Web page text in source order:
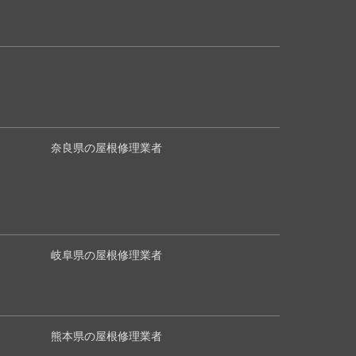
奈良県の屋根修理業者
岐阜県の屋根修理業者
熊本県の屋根修理業者